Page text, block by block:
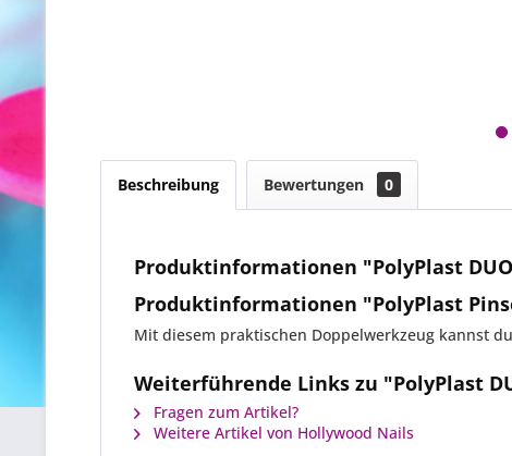
Beschreibung Bewertungen 0
Produktinformationen "PolyPlast
Produktinformationen "PolyPlast
Mit diesem praktischen Doppelwerkzeug kannst
Weiterführende Links zu "PolyPlast
Fragen zum Artikel?
Weitere Artikel von Hollywood Nails